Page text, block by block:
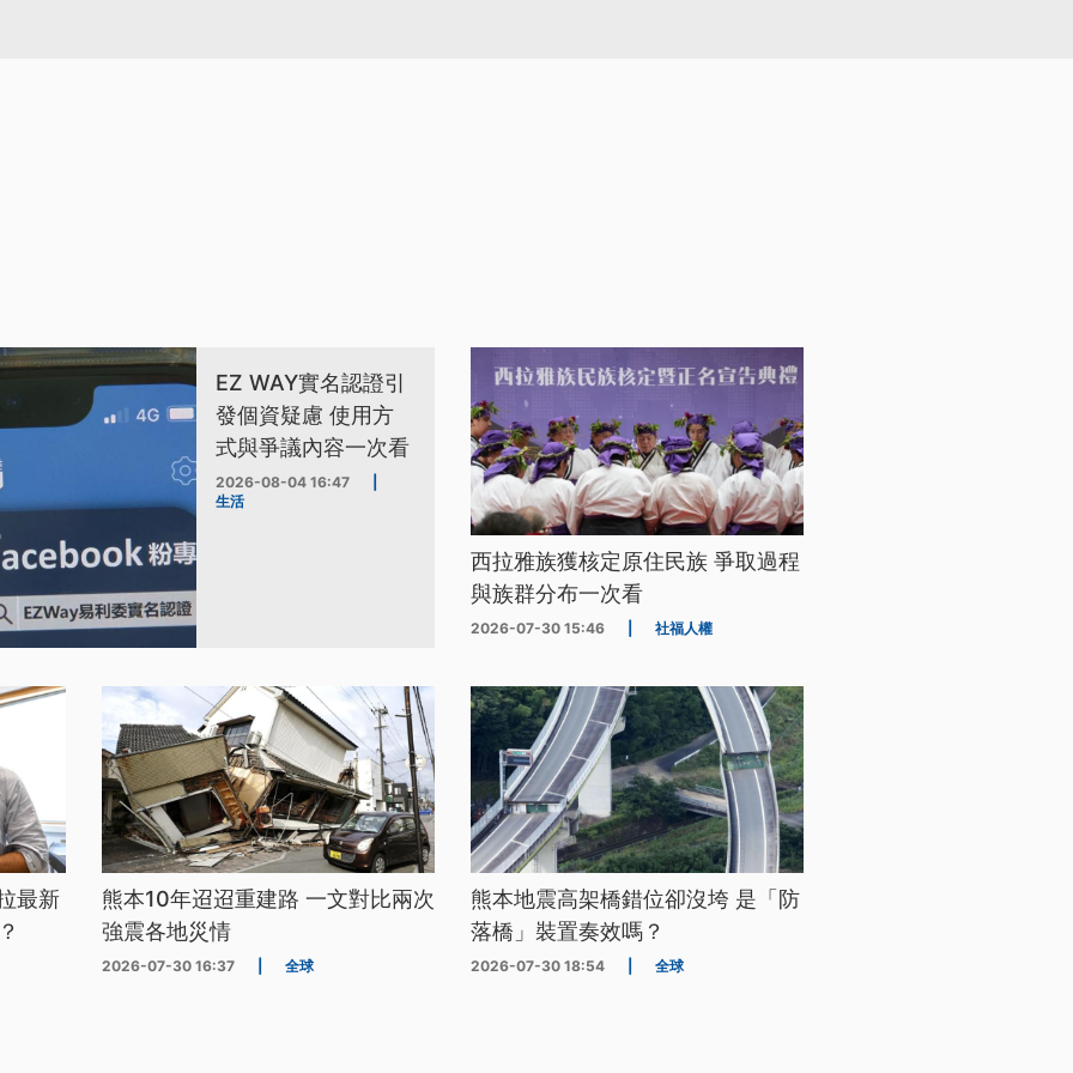
EZ WAY實名認證引
發個資疑慮 使用方
式與爭議內容一次看
2026-08-04 16:47
生活
西拉雅族獲核定原住民族 爭取過程
與族群分布一次看
2026-07-30 15:46 社福人權
最新
熊本10年迢迢重建路 一文對比兩次
強震各地災情
2026-07-30 16:37 全球
熊本地震高架橋錯位卻沒垮 是「防
落橋」裝置奏效嗎？
2026-07-30 18:54 全球